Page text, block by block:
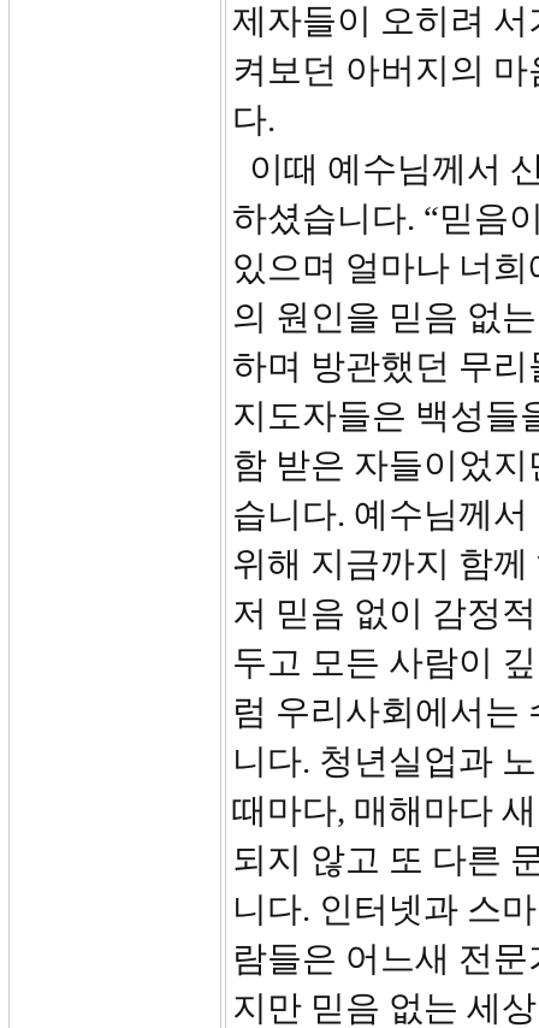
제자들이 오히려
켜보던 아버지의
다.
이때 예수님께서
하셨습니다. “믿음
있으며 얼마나 너
의 원인을 믿음 없
하며 방관했던 무
지도자들은 백성들
함 받은 자들이었
습니다. 예수님께
위해 지금까지 함
저 믿음 없이 감정
두고 모든 사람이
럼 우리사회에서는
니다. 청년실업과
때마다, 매해마다
되지 않고 또 다른
니다. 인터넷과 스
람들은 어느새 전
지만 믿음 없는 세